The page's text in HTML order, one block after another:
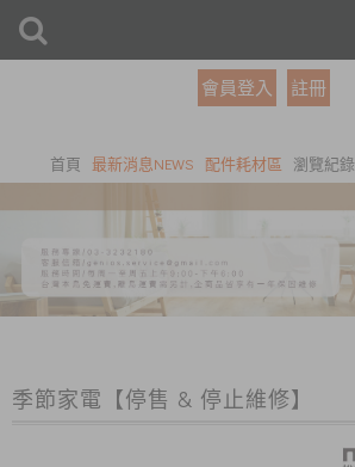
會員登入 註冊
首頁 最新消息NEWS 配件耗材區 瀏覽紀錄
季節家電【停售 & 停止維修】